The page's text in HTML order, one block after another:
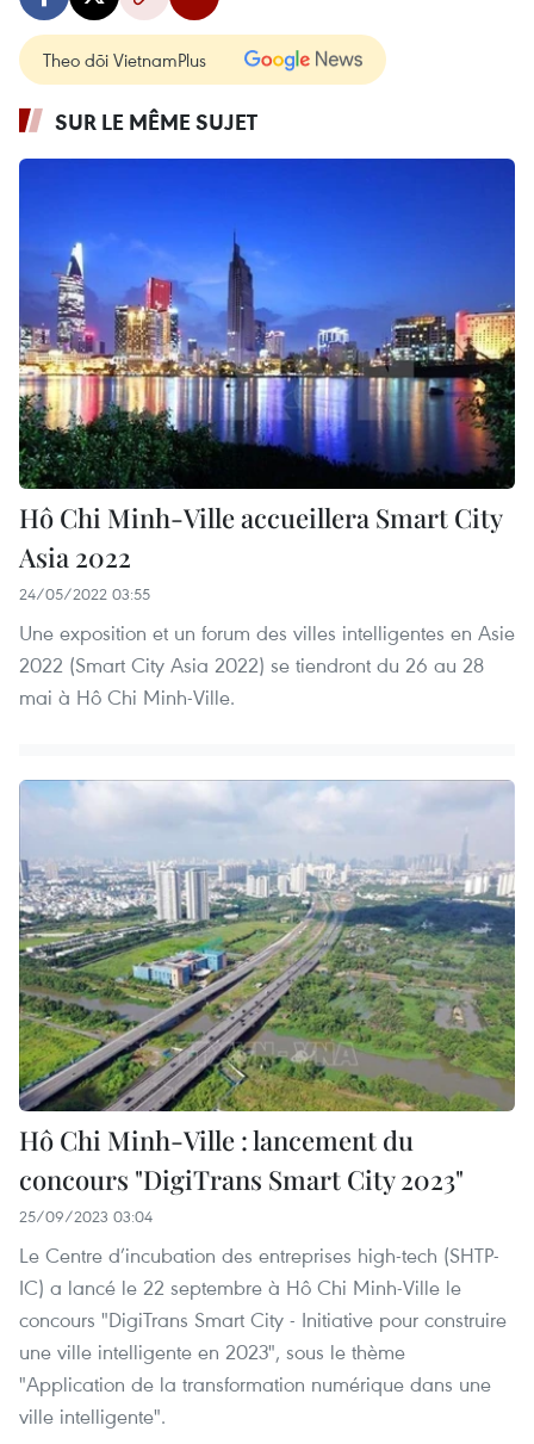
Theo dõi VietnamPlus
SUR LE MÊME SUJET
Hô Chi Minh-Ville accueillera Smart City
Asia 2022
24/05/2022 03:55
Une exposition et un forum des villes intelligentes en Asie
2022 (Smart City Asia 2022) se tiendront du 26 au 28
mai à Hô Chi Minh-Ville.
Hô Chi Minh-Ville : lancement du
concours "DigiTrans Smart City 2023"
25/09/2023 03:04
Le Centre d’incubation des entreprises high-tech (SHTP-
IC) a lancé le 22 septembre à Hô Chi Minh-Ville le
concours "DigiTrans Smart City - Initiative pour construire
une ville intelligente en 2023", sous le thème
"Application de la transformation numérique dans une
ville intelligente".